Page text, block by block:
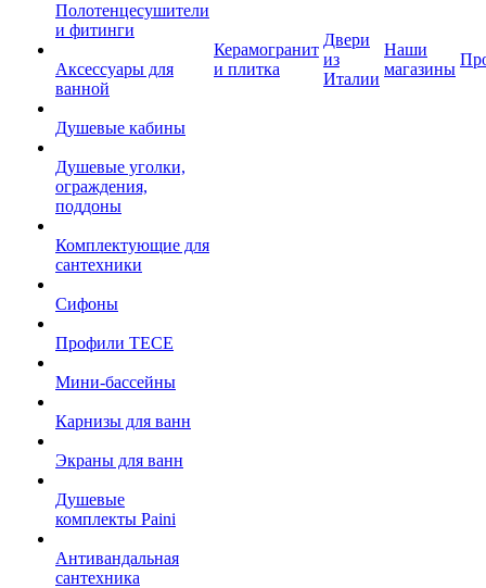
Полотенцесушители
и фитинги
Аксессуары для
ванной
Душевые кабины
Душевые уголки,
ограждения,
поддоны
Комплектующие для
сантехники
Сифоны
Профили TECE
Мини-бассейны
Карнизы для ванн
Экраны для ванн
Душевые
комплекты Paini
Антивандальная
сантехника
Керамогранит
и плитка
Двери
из
Италии
Наши
магазины